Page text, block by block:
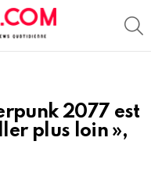
2077 est
plus loin »,